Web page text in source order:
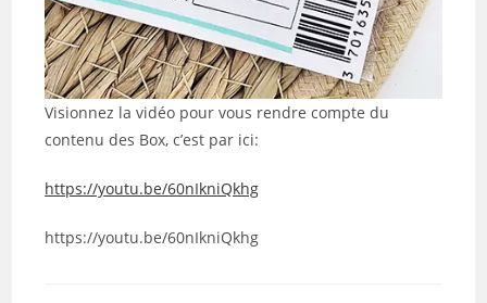
Visionnez la vidéo pour vous rendre compte du
contenu des Box, c’est par ici:
https://youtu.be/60nIkniQkhg
https://youtu.be/60nIkniQkhg